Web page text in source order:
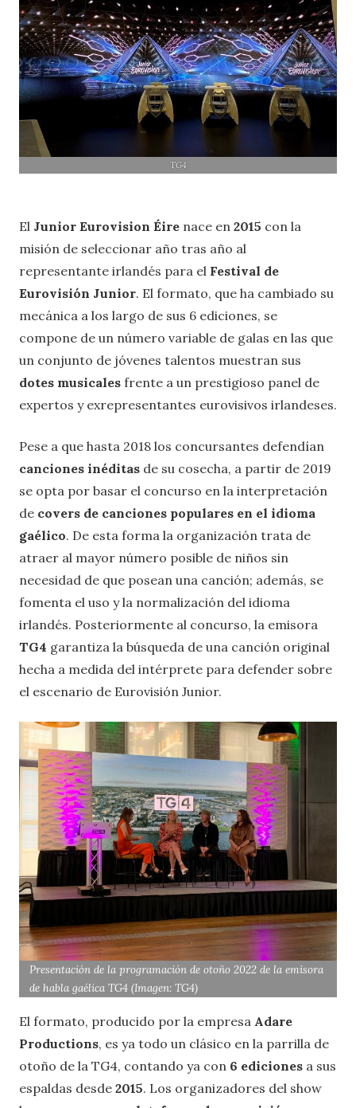
TG4
El Junior Eurovision Éire nace en 2015 con la
misión de seleccionar año tras año al
representante irlandés para el Festival de
Eurovisión Junior. El formato, que ha cambiado su
mecánica a los largo de sus 6 ediciones, se
compone de un número variable de galas en las que
un conjunto de jóvenes talentos muestran sus
dotes musicales frente a un prestigioso panel de
expertos y exrepresentantes eurovisivos irlandeses.
Pese a que hasta 2018 los concursantes defendían
canciones inéditas de su cosecha, a partir de 2019
se opta por basar el concurso en la interpretación
de covers de canciones populares en el idioma
gaélico. De esta forma la organización trata de
atraer al mayor número posible de niños sin
necesidad de que posean una canción; además, se
fomenta el uso y la normalización del idioma
irlandés. Posteriormente al concurso, la emisora
TG4 garantiza la búsqueda de una canción original
hecha a medida del intérprete para defender sobre
el escenario de Eurovisión Junior.
Presentación de la programación de otoño 2022 de la emisora
de habla gaélica TG4 (Imagen: TG4)
El formato, producido por la empresa Adare
Productions, es ya todo un clásico en la parrilla de
otoño de la TG4, contando ya con 6 ediciones a sus
espaldas desde 2015. Los organizadores del show